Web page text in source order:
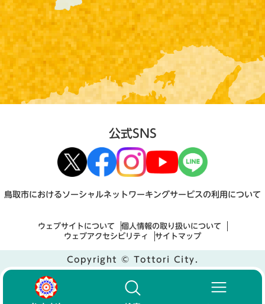
公式SNS
鳥取市におけるソーシャルネットワーキングサービスの利用について
ウェブサイトについて
個人情報の取り扱いについて
ウェブアクセシビリティ
サイトマップ
Copyright © Tottori City.